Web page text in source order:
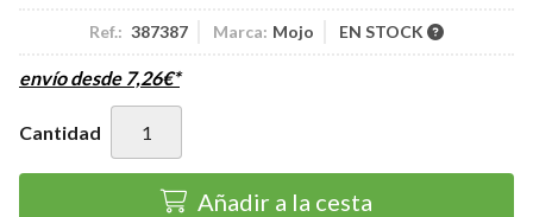
Ref.: 387387 Marca: Mojo EN STOCK
envío desde 7,26€*
Cantidad
Añadir a la cesta